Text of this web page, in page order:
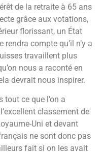
de la retraite à 65 ans
grâce aux votations,
florissant, un État
compte qu’il n’y a
travaillent plus
nous a raconté en
devrait nous inspirer.
tout ce que l’on a
classement de
Uni et devant
ne sont donc pas
fait si on les avait